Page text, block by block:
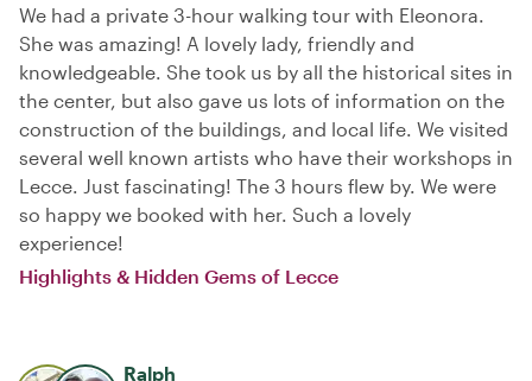
We had a private 3-hour walking tour with Eleonora.
She was amazing! A lovely lady, friendly and
knowledgeable. She took us by all the historical sites in
the center, but also gave us lots of information on the
construction of the buildings, and local life. We visited
several well known artists who have their workshops in
Lecce. Just fascinating! The 3 hours flew by. We were
so happy we booked with her. Such a lovely
experience!
Highlights & Hidden Gems of Lecce
Ralph